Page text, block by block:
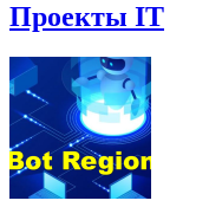
Проекты IT